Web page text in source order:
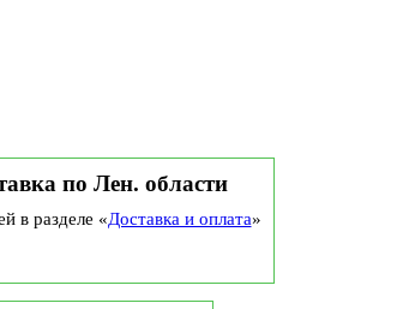
по Лен. области
в разделе «Доставка и оплата»